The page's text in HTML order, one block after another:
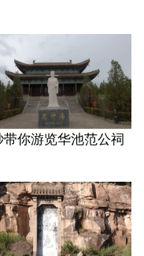
带你游览华池范公祠